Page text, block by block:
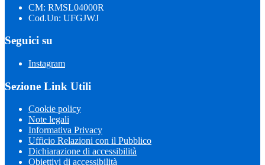
CM: RMSL04000R
Cod.Un: UFGJWJ
Seguici su
Instagram
Sezione Link Utili
Cookie policy
Note legali
Informativa Privacy
Ufficio Relazioni con il Pubblico
Dichiarazione di accessibilità
Obiettivi di accessibilità